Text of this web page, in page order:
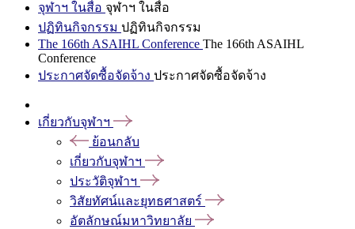
จุฬาฯ ในสื่อ จุฬาฯ ในสื่อ
ปฏิทินกิจกรรม ปฏิทินกิจกรรม
The 166th ASAIHL Conference The 166th ASAIHL
Conference
ประกาศจัดซื้อจัดจ้าง ประกาศจัดซื้อจัดจ้าง
เกี่ยวกับจุฬาฯ
ย้อนกลับ
เกี่ยวกับจุฬาฯ
ประวัติจุฬาฯ
วิสัยทัศน์และยุทธศาสตร์
อัตลักษณ์มหาวิทยาลัย